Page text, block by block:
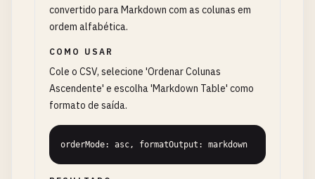
convertido para Markdown com as colunas em
ordem alfabética.
COMO USAR
Cole o CSV, selecione 'Ordenar Colunas
Ascendente' e escolha 'Markdown Table' como
formato de saída.
orderMode: asc, formatOutput: markdown